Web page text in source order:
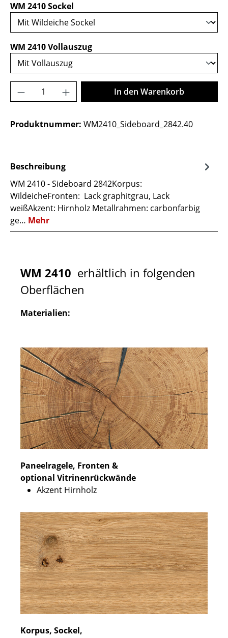
WM 2410 Sockel
WM 2410 Vollauszugauswählen
Produkt Anzahl: Gib den gewünschten
In den Warenkorb
Produktnummer: WM2410_Sideboard_2842.40
Beschreibung
WM 2410 - Sideboard 2842Korpus:
WildeicheFronten: Lack graphitgrau, Lack
weißAkzent: Hirnholz Metallrahmen: carbonfarbig
ge… Mehr
WM 2410 erhältlich in folgenden
Oberflächen
Materialien:
Paneelragele, Fronten &
optional Vitrinenrückwände
Akzent Hirnholz
Korpus, Sockel,